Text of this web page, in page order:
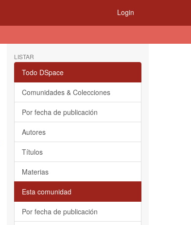
Login
LISTAR
Todo DSpace
Comunidades & Colecciones
Por fecha de publicación
Autores
Títulos
Materias
Esta comunidad
Por fecha de publicación